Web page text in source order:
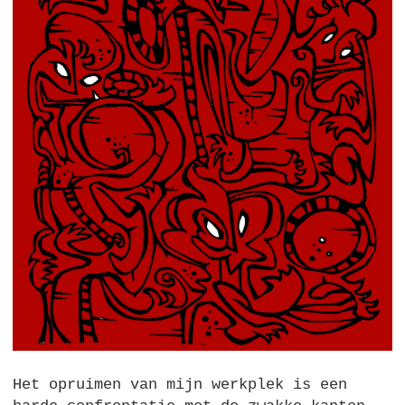
Het opruimen van mijn werkplek is een